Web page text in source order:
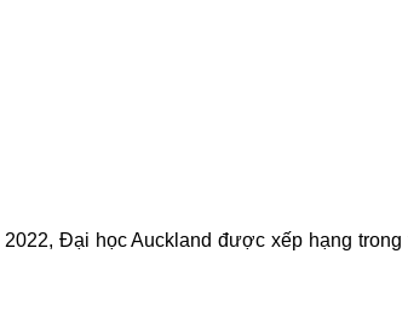
Đại học Auckland được xếp hạng trong